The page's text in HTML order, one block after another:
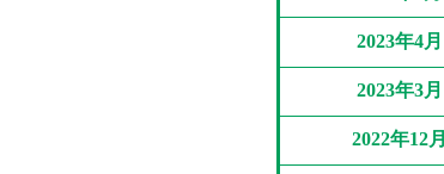
2023年4月
2023年3月
2022年12月